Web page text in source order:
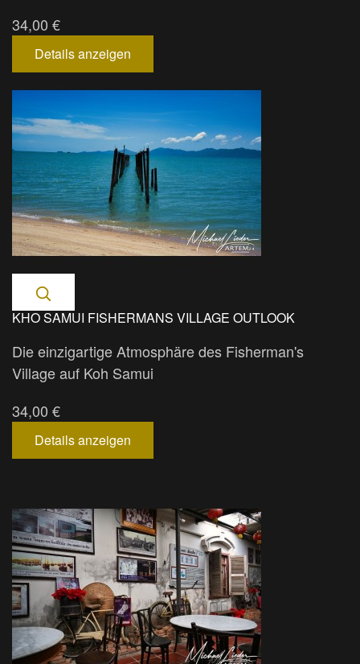
34,00 €
Details anzeigen
KHO SAMUI FISHERMANS VILLAGE OUTLOOK
Die einzigartige Atmosphäre des Fisherman's
Village auf Koh Samui
34,00 €
Details anzeigen